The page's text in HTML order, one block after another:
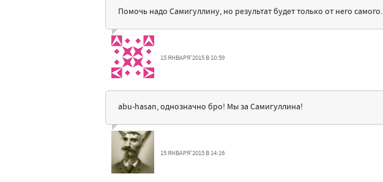
Помочь надо Самигуллину, но результат будет только от него самого.
15 ЯНВАРЯ'2015 В 10:59
abu-hasan, однозначно бро! Мы за Самигуллина!
15 ЯНВАРЯ'2015 В 14:16